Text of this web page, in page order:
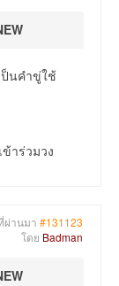
ป็นคำขู่ใช้
ข้าร่วมวง
ผ่านมา #131123
โดย Badman